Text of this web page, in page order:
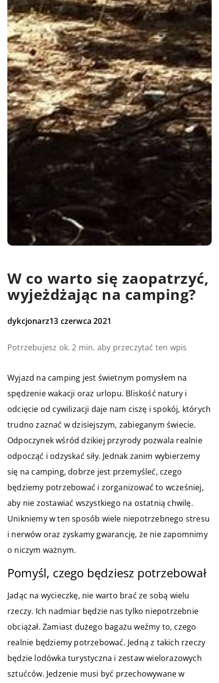
W co warto się zaopatrzyć,
wyjeżdżając na camping?
dykcjonarz13 czerwca 2021
Potrzebujesz ok. 2 min. aby przeczytać ten wpis
Wyjazd na camping jest świetnym pomysłem na
spędzenie wakacji oraz urlopu. Bliskość natury i
odcięcie od cywilizacji daje nam ciszę i spokój, których
trudno zaznać w dzisiejszym, zabieganym świecie.
Odpoczynek wśród dzikiej przyrody pozwala realnie
odpocząć i odzyskać siły. Jednak zanim wybierzemy
się na camping, dobrze jest przemyśleć, czego
będziemy potrzebować i zorganizować to wcześniej,
aby nie zostawiać wszystkiego na ostatnią chwilę.
Unikniemy w ten sposób wiele niepotrzebnego stresu
i nerwów oraz zyskamy gwarancję, że nie zapomnimy
o niczym ważnym.
Pomyśl, czego będziesz potrzebował
Jadąc na wycieczkę, nie warto brać ze sobą wielu
rzeczy. Ich nadmiar będzie nas tylko niepotrzebnie
obciążał. Zamiast dużego bagażu weźmy to, czego
realnie będziemy potrzebować. Jedną z takich rzeczy
będzie lodówka turystyczna i zestaw wielorazowych
sztućców. Jedzenie musi być przechowywane w